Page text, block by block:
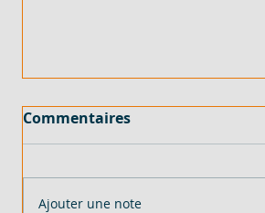
Commentaires
Ajouter une note